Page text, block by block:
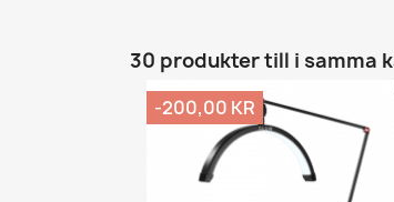
30 produkter till i samma
-200,00 KR